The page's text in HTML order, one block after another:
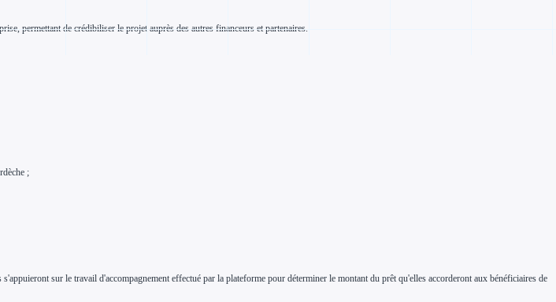
permettant de crédibiliser le projet auprès des autres financeurs et partenaires.
;
sur le travail d'accompagnement effectué par la plateforme pour déterminer le montant du prêt qu'elles accorderont aux bénéficiaires de